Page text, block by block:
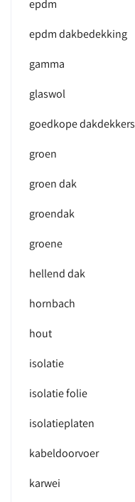
epdm
epdm dakbedekking
gamma
glaswol
goedkope dakdekkers
groen
groen dak
groendak
groene
hellend dak
hornbach
hout
isolatie
isolatie folie
isolatieplaten
kabeldoorvoer
karwei